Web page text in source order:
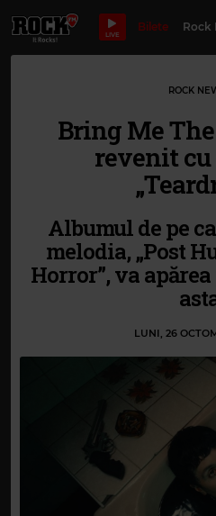
LIVE
Bilete Rock
ROCK
Bring Me
revenit
Albumul de pe
melodia, „Post
Horror”, va
LUNI, 26